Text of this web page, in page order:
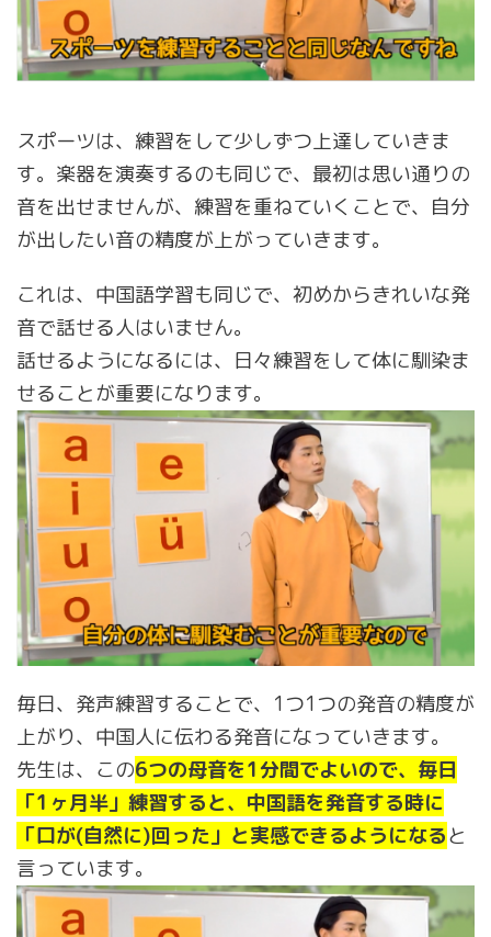
スポーツは、練習をして少しずつ上達していきま
す。楽器を演奏するのも同じで、最初は思い通りの
音を出せませんが、練習を重ねていくことで、自分
が出したい音の精度が上がっていきます。
これは、中国語学習も同じで、初めからきれいな発
音で話せる人はいません。
話せるようになるには、日々練習をして体に馴染ま
せることが重要になります。
毎日、発声練習することで、1つ1つの発音の精度が
上がり、中国人に伝わる発音になっていきます。
先生は、この6つの母音を1分間でよいので、毎日
「1ヶ月半」練習すると、中国語を発音する時に
「口が(自然に)回った」と実感できるようになると
言っています。